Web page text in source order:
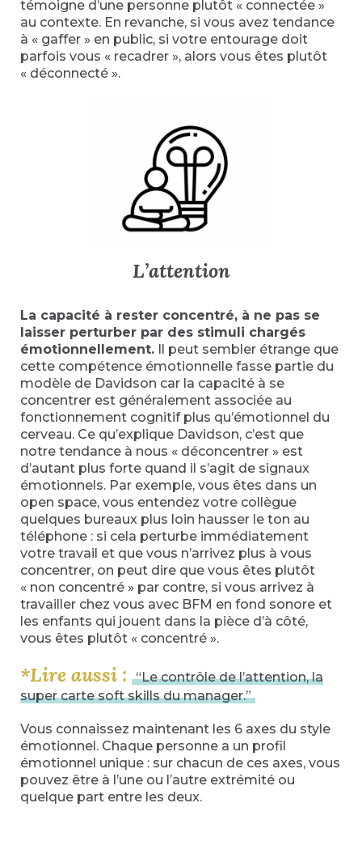
témoigne d’une personne plutôt « connectée »
au contexte. En revanche, si vous avez tendance
à « gaffer » en public, si votre entourage doit
parfois vous « recadrer », alors vous êtes plutôt
« déconnecté ».
L’attention
La capacité à rester concentré, à ne pas se
laisser perturber par des stimuli chargés
émotionnellement. Il peut sembler étrange que
cette compétence émotionnelle fasse partie du
modèle de Davidson car la capacité à se
concentrer est généralement associée au
fonctionnement cognitif plus qu’émotionnel du
cerveau. Ce qu’explique Davidson, c’est que
notre tendance à nous « déconcentrer » est
d’autant plus forte quand il s’agit de signaux
émotionnels. Par exemple, vous êtes dans un
open space, vous entendez votre collègue
quelques bureaux plus loin hausser le ton au
téléphone : si cela perturbe immédiatement
votre travail et que vous n’arrivez plus à vous
concentrer, on peut dire que vous êtes plutôt
« non concentré » par contre, si vous arrivez à
travailler chez vous avec BFM en fond sonore et
les enfants qui jouent dans la pièce d’à côté,
vous êtes plutôt « concentré ».
*Lire aussi :
“Le contrôle de l’attention, la
super carte soft skills du manager.”
Vous connaissez maintenant les 6 axes du style
émotionnel. Chaque personne a un profil
émotionnel unique : sur chacun de ces axes, vous
pouvez être à l’une ou l’autre extrémité ou
quelque part entre les deux.